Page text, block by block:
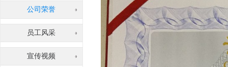
公司荣誉
员工风采
宣传视频